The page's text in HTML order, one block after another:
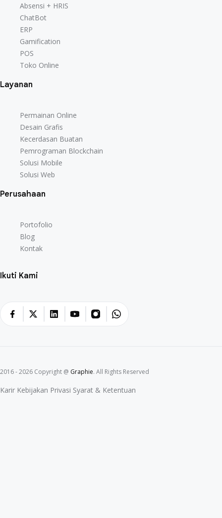
Absensi + HRIS
ChatBot
ERP
Gamification
POS
Toko Online
Layanan
Permainan Online
Desain Grafis
Kecerdasan Buatan
Pemrograman Blockchain
Solusi Mobile
Solusi Web
Perusahaan
Portofolio
Blog
Kontak
Ikuti Kami
2016 - 2026 Copyright @ Graphie. All Rights Reserved
Karir Kebijakan Privasi Syarat & Ketentuan